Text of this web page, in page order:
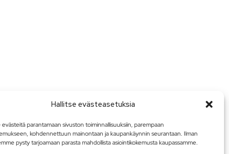
Hallitse evästeasetuksia
evästeitä parantamaan sivuston toiminnallisuuksiin, parempaan
kohdennettuun mainontaan ja kaupankäynnin seurantaan. Ilman
pysty tarjoamaan parasta mahdollista asiointikokemusta kaupassamme.